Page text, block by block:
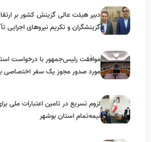
دبیر هیئت عالی گزینش کشور بر
گزینشگران و تکریم نیروهای اجرایی
موافقت رئیس‌جمهور با درخواست
مورد صدور مجوز یک سفر اختصاصی
لزوم تسریع در تامین اعتبارات ملی
نیمه‌تمام استان بوشهر